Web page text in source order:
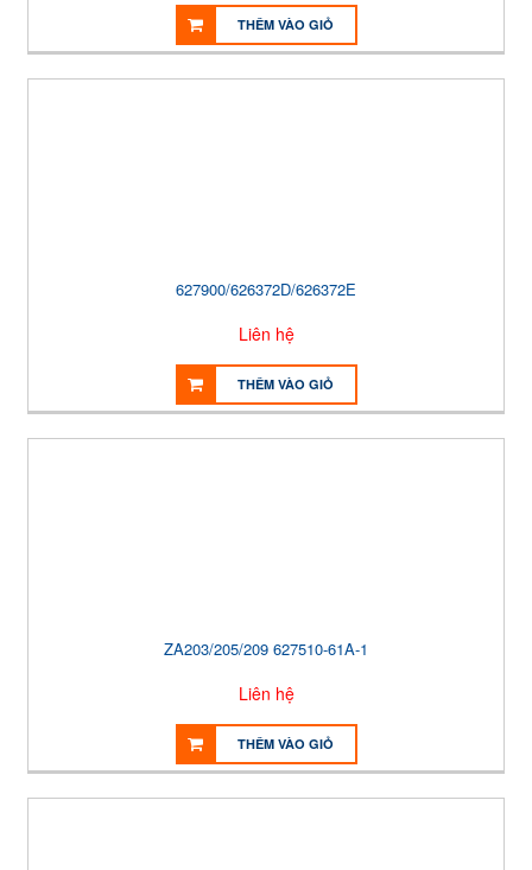
THÊM VÀO GIỎ
627900/626372D/626372E
Liên hệ
THÊM VÀO GIỎ
ZA203/205/209 627510-61A-1
Liên hệ
THÊM VÀO GIỎ